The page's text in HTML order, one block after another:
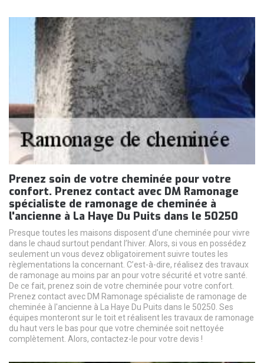
Prenez soin de votre cheminée pour votre
confort. Prenez contact avec DM Ramonage
spécialiste de ramonage de cheminée à
l'ancienne à La Haye Du Puits dans le 50250
Presque toutes les maisons disposent d’une cheminée pour vivre
dans le chaud surtout pendant l’hiver. Alors, si vous en possédez
seulement un vous devez obligatoirement suivre toutes les
règlementations la concernant. C’est-à-dire, réalisez des travaux
de ramonage au moins par an pour votre sécurité et votre santé.
De ce fait, prenez soin de votre cheminée pour votre confort.
Prenez contact avec DM Ramonage spécialiste de ramonage de
cheminée à l'ancienne à La Haye Du Puits dans le 50250. Ses
équipes monteront sur le toit et réalisent les travaux de ramonage
du haut vers le bas pour que votre cheminée soit nettoyée
complètement. Alors, contactez-le pour votre devis !